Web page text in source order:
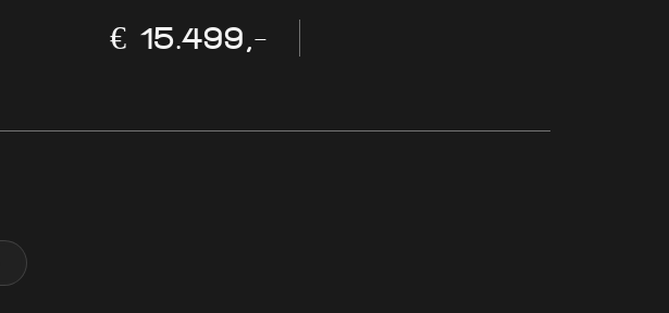
€ 15.499,-